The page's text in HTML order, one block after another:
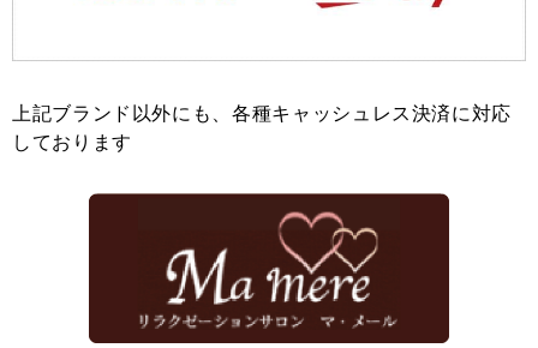
上記ブランド以外にも、各種キャッシュレス決済に対応
しております